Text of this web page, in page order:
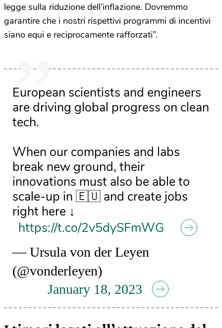
legge sulla riduzione dell’inflazione. Dovremmo
garantire che i nostri rispettivi programmi di incentivi
siano equi e reciprocamente rafforzati”.
European scientists and engineers
are driving global progress on clean
tech.
When our companies and labs
break new ground, their
innovations must also be able to
scale-up in 🇪🇺 and create jobs
right here ↓
https://t.co/2v5dySFmWG
— Ursula von der Leyen
(@vonderleyen)
January 18, 2023